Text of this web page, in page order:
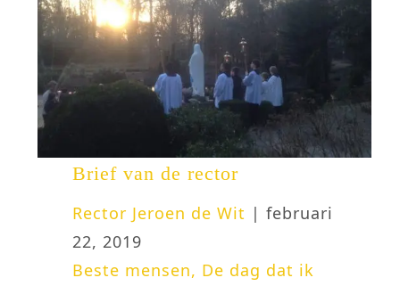
Brief van de rector
Rector Jeroen de Wit | februari
22, 2019
Beste mensen, De dag dat ik